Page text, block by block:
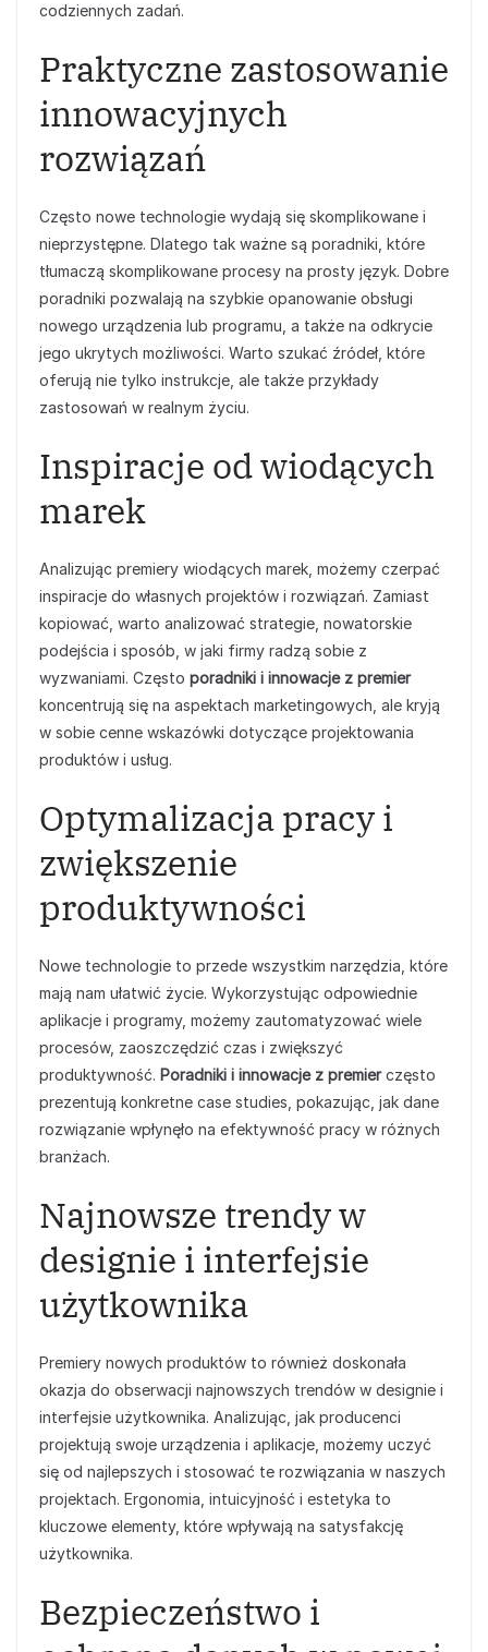
codziennych zadań.
Praktyczne zastosowanie
innowacyjnych
rozwiązań
Często nowe technologie wydają się skomplikowane i
nieprzystępne. Dlatego tak ważne są poradniki, które
tłumaczą skomplikowane procesy na prosty język. Dobre
poradniki pozwalają na szybkie opanowanie obsługi
nowego urządzenia lub programu, a także na odkrycie
jego ukrytych możliwości. Warto szukać źródeł, które
oferują nie tylko instrukcje, ale także przykłady
zastosowań w realnym życiu.
Inspiracje od wiodących
marek
Analizując premiery wiodących marek, możemy czerpać
inspiracje do własnych projektów i rozwiązań. Zamiast
kopiować, warto analizować strategie, nowatorskie
podejścia i sposób, w jaki firmy radzą sobie z
wyzwaniami. Często poradniki i innowacje z premier
koncentrują się na aspektach marketingowych, ale kryją
w sobie cenne wskazówki dotyczące projektowania
produktów i usług.
Optymalizacja pracy i
zwiększenie
produktywności
Nowe technologie to przede wszystkim narzędzia, które
mają nam ułatwić życie. Wykorzystując odpowiednie
aplikacje i programy, możemy zautomatyzować wiele
procesów, zaoszczędzić czas i zwiększyć
produktywność. Poradniki i innowacje z premierczęsto
prezentują konkretne case studies, pokazując, jak dane
rozwiązanie wpłynęło na efektywność pracy w różnych
branżach.
Najnowsze trendy w
designie i interfejsie
użytkownika
Premiery nowych produktów to również doskonała
okazja do obserwacji najnowszych trendów w designie i
interfejsie użytkownika. Analizując, jak producenci
projektują swoje urządzenia i aplikacje, możemy uczyć
się od najlepszych i stosować te rozwiązania w naszych
projektach. Ergonomia, intuicyjność i estetyka to
kluczowe elementy, które wpływają na satysfakcję
użytkownika.
Bezpieczeństwo i